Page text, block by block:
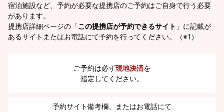
宿泊施設など、予約が必要な提携店のご予約はご自身で行う必要
があります。
提携店詳細ページの「この提携店が予約できるサイト 」に記載が
あるサイトまたはお電話にて予約を行ってください。（※1）
ご予約は必ず現地決済を
指定してください。
予約サイト備考欄、またはお電話にて